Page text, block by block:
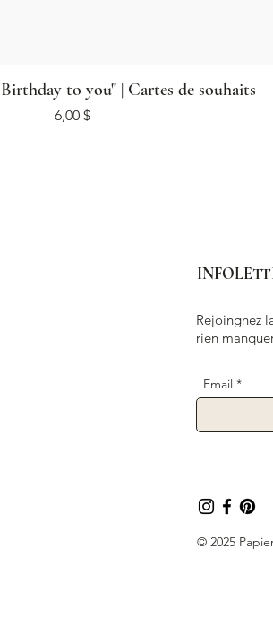
to you" | Cartes de souhaits
Prix
6,00 $
Rejoingnez
rien
Email
© 2025